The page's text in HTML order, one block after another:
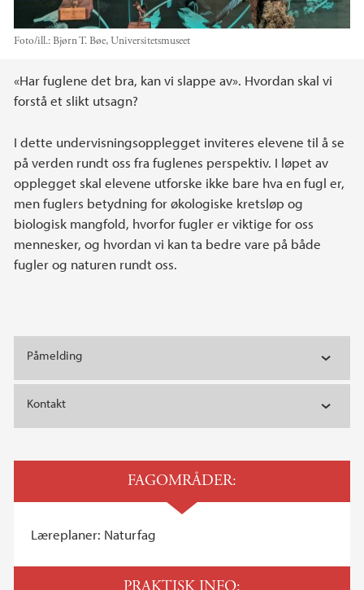
Foto/ill.: Bjørn T. Bøe, Universitetsmuseet
Hovedinnhold
«Har fuglene det bra, kan vi slappe av». Hvordan skal vi
forstå et slikt utsagn?
I dette undervisningsopplegget inviteres elevene til å se
på verden rundt oss fra fuglenes perspektiv. I løpet av
opplegget skal elevene utforske ikke bare hva en fugl er,
men fuglers betydning for økologiske kretsløp og
biologisk mangfold, hvorfor fugler er viktige for oss
mennesker, og hvordan vi kan ta bedre vare på både
fugler og naturen rundt oss.
Påmelding
Kontakt
FAGOMRÅDER:
Læreplaner: Naturfag